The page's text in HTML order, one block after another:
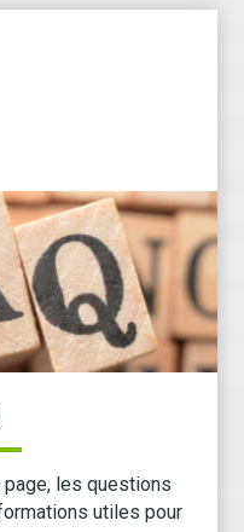
les questions
utiles pour